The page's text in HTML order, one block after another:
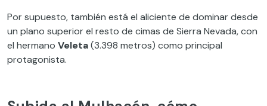
Por supuesto, también está el aliciente de dominar desde
un plano superior el resto de cimas de Sierra Nevada, con
el hermano Veleta(3.398 metros) como principal
protagonista.